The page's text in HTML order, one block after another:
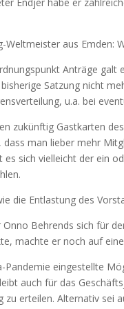
Weltmeister aus Emden:
Anträge galt
Satzung nicht
u.a. bei
zukünftig Gastkarten
dass man lieber mehr
es sich vielleicht der ein
die Entlastung des
Behrends sich für
machte er noch auf
Pandemie eingestellte
auch für das
zu erteilen. Alternativ sei